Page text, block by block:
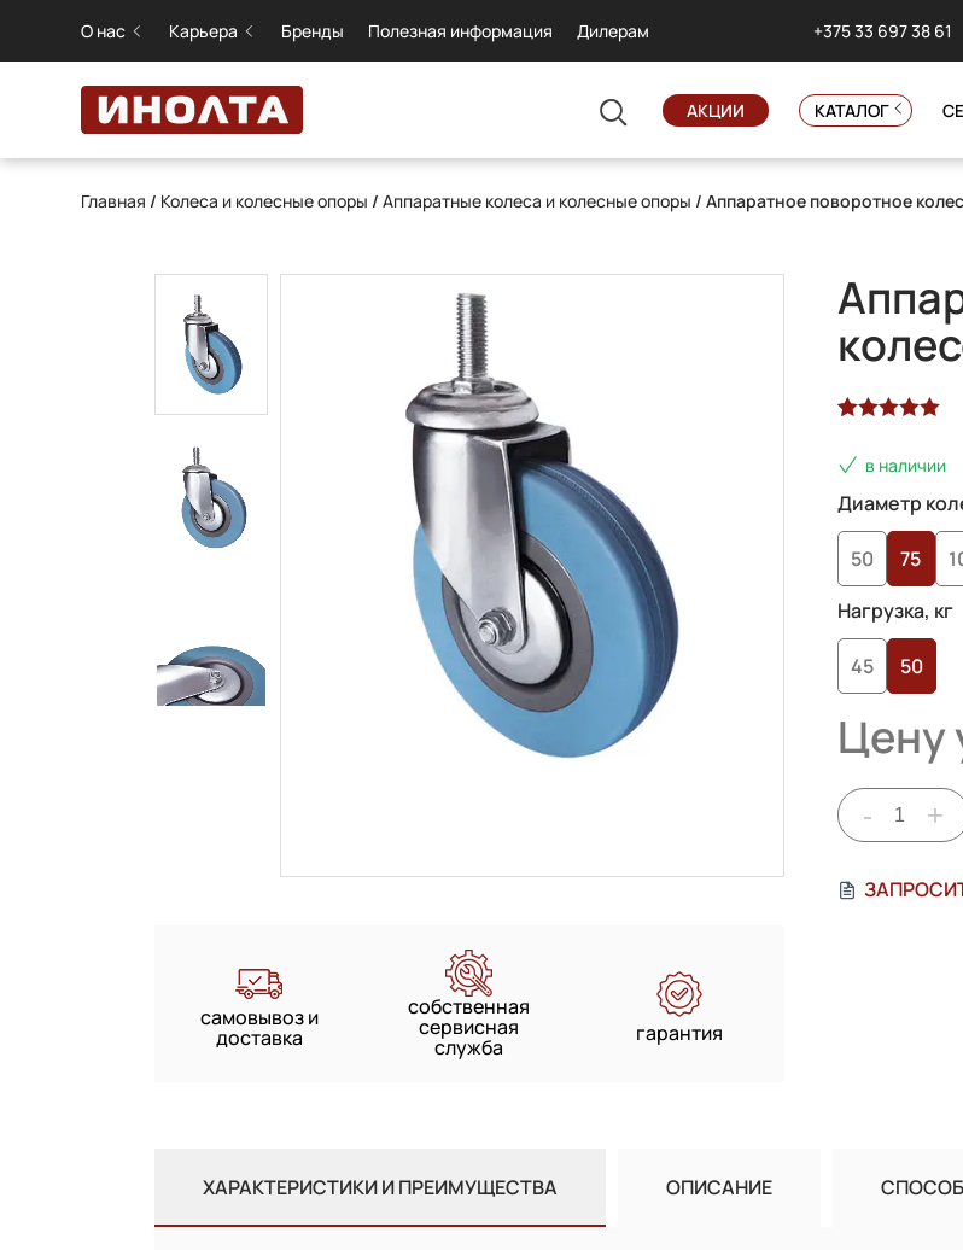
О нас Карьера Бренды Полезная информация Дилерам +375 33 697 38 61
АКЦИИ КАТАЛОГ
Главная / Колеса и колесные опоры /Аппаратные колеса и колесные опоры / Аппаратное поворотное
самовывоз и
доставка
собственная
сервисная
служба
гарантия
5.00из 5 на
основе
пользователей
в наличии
Диаметр
50 75
Нагрузка, кг
45 50
Цену
- +
ХАРАКТЕРИСТИКИ И ПРЕИМУЩЕСТВА ОПИСАНИЕ